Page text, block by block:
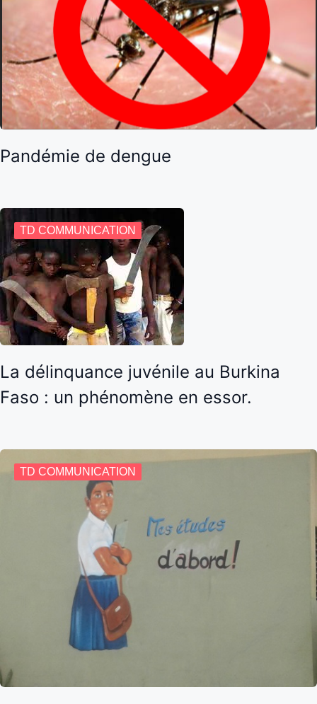
Pandémie de dengue
TD COMMUNICATION
La délinquance juvénile au Burkina
Faso : un phénomène en essor.
TD COMMUNICATION